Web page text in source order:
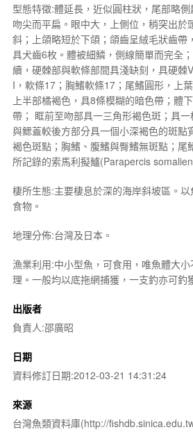
型態特徵:體延長，近似圓柱狀，尾部略
吻尖而平扁。眼中大，上側位，稍突出於
斜；上頜略短於下頜；頜齒呈絨毛狀齒帶
具犬齒6枚。體被細鱗，側線簡單而完全
續，硬棘部與軟條部間具淺缺刻，具硬棘
I，軟條17；胸鰭軟條17；尾鰭圓形，上
上半部橘褐色，具8條模糊的暗色帶；體
帶； 眶前至吻部具一三角形褐色斑；具
與鰓蓋較後方部分具一個小深褐色的斑點
褐色斑點；胸鰭、腹鰭與臀鰭無斑點；尾
所記錄的索馬利擬鱸(Parapercis
棲所生態:主要棲息於深的海岸斜坡區。
食物。
地理分佈:台灣及日本。
漁業利用:中小型魚，可食用，唯魚體大
理。一般均以底拖網捕獲，一支釣亦可釣
出版者
負責人:邵廣昭
日期
資料修訂日期:2012-03-21 14:31:24
來源
台灣魚類資料庫(http://